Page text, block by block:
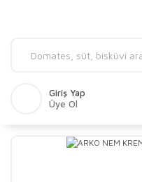
Giriş Yap
Üye Ol